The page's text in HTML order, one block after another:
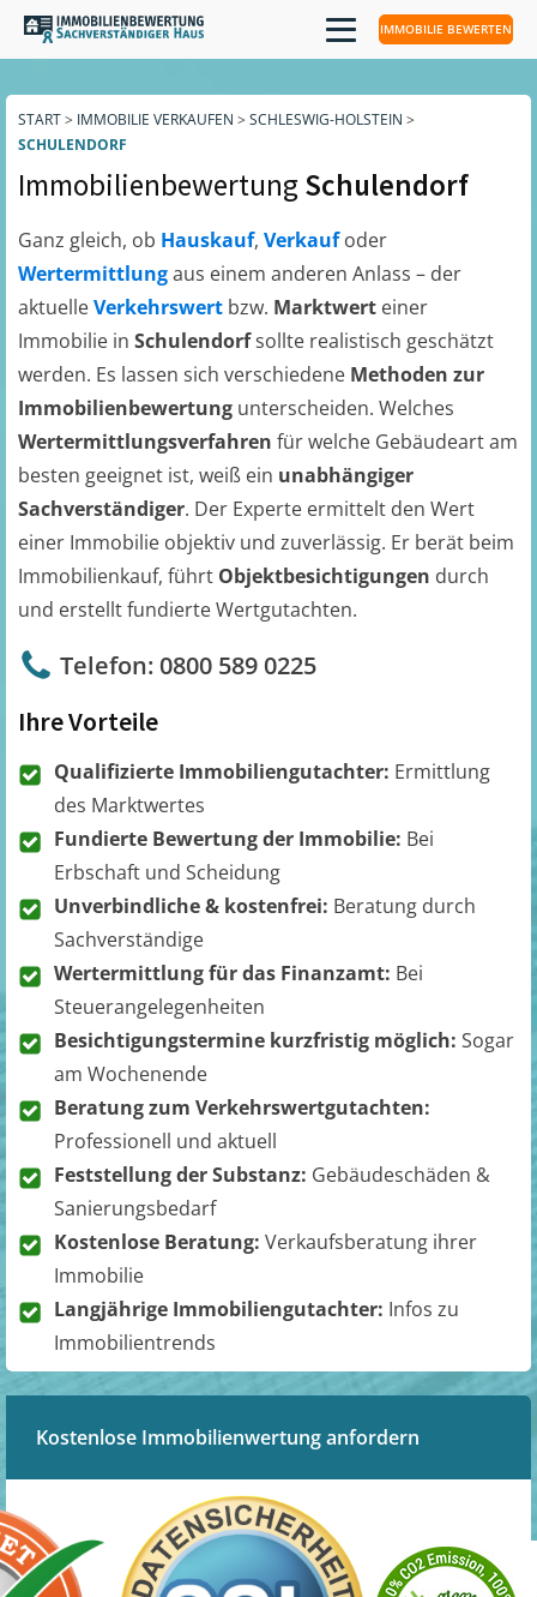
IMMOBILIE BEWERTEN
START> IMMOBILIE VERKAUFEN > SCHLESWIG-HOLSTEIN >
SCHULENDORF
ImmobilienbewertungSchulendorf
Ganz gleich, ob Hauskauf, Verkaufoder
Wertermittlungaus einem anderen Anlass – der
aktuelleVerkehrswert bzw. Marktwert einer
Immobilie in Schulendorfsollte realistisch geschätzt
werden. Es lassen sich verschiedene Methoden zur
Immobilienbewertung unterscheiden. Welches
Wertermittlungsverfahren für welche Gebäudeart am
besten geeignet ist, weiß ein unabhängiger
Sachverständiger. Der Experte ermittelt den Wert
einer Immobilie objektiv und zuverlässig. Er berät beim
Immobilienkauf, führt Objektbesichtigungen durch
und erstellt fundierte Wertgutachten.
Telefon: 0800 589 0225
Ihre Vorteile
Qualifizierte Immobiliengutachter: Ermittlung
des Marktwertes
Fundierte Bewertung der Immobilie: Bei
Erbschaft und Scheidung
Unverbindliche & kostenfrei: Beratung durch
Sachverständige
Wertermittlung für das Finanzamt: Bei
Steuerangelegenheiten
Besichtigungstermine kurzfristig möglich: Sogar
am Wochenende
Beratung zum Verkehrswertgutachten:
Professionell und aktuell
Feststellung der Substanz: Gebäudeschäden &
Sanierungsbedarf
Kostenlose Beratung: Verkaufsberatung ihrer
Immobilie
Langjährige Immobiliengutachter: Infos zu
Immobilientrends
Kostenlose Immobilienwertung anfordern